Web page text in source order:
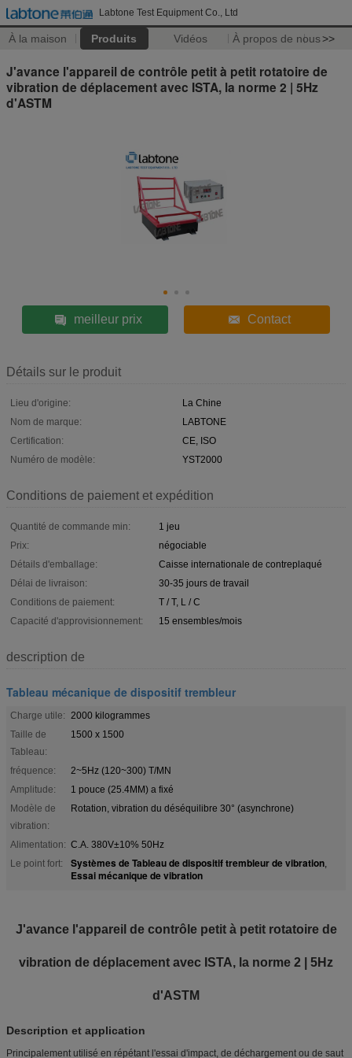
Labtone Test Equipment Co., Ltd
À la maison Produits Vidéos À propos de nous>>
J'avance l'appareil de contrôle petit à petit rotatoire de
vibration de déplacement avec ISTA, la norme 2 | 5Hz
d'ASTM
meilleur prix Contact
Détails sur le produit
Lieu d'origine:
La Chine
Nom de marque:
LABTONE
Certification:
CE, ISO
Numéro de modèle:
YST2000
Conditions de paiement et expédition
Quantité de commande min:
1 jeu
Prix:
négociable
Détails d'emballage:
Caisse internationale de contreplaqué
Délai de livraison:
30-35 jours de travail
Conditions de paiement:
T / T, L / C
Capacité d'approvisionnement:
15 ensembles/mois
description de
Tableau mécanique de dispositif trembleur
Charge utile: 2000 kilogrammes
Taille de
Tableau:
1500 x 1500
fréquence:
2~5Hz (120~300) T/MN
Amplitude:
1 pouce (25.4MM) a fixé
Modèle de
vibration:
Rotation, vibration du déséquilibre 30° (asynchrone)
Alimentation: C.A. 380V±10% 50Hz
Le point fort:
Systèmes de Tableau de dispositif trembleur de vibration,
Essai mécanique de vibration
J'avance l'appareil de contrôle petit à petit rotatoire de
vibration de déplacement avec ISTA, la norme 2 | 5Hz
d'ASTM
Description et application
Principalement utilisé en répétant l'essai d'impact, de déchargement ou de saut